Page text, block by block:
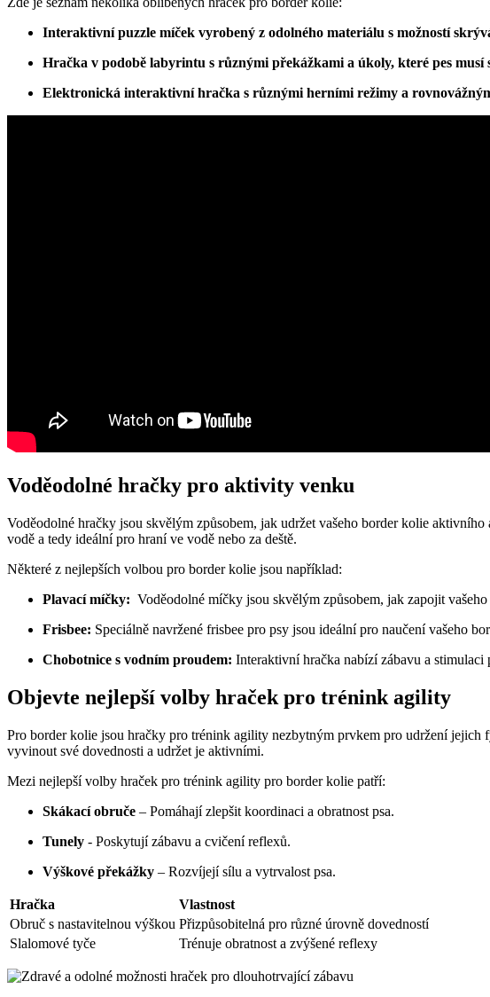
Interaktivní‍ puzzle míček vyrobený z odolného materiálu s možností
Hračka v podobě‌ labyrintu ‍s různými⁤ překážkami a úkoly, které pes musí
Elektronická ⁣interaktivní hračka s různými herními režimy a
Voděodolné hračky pro aktivity ​venku
Voděodolné hračky jsou skvělým způsobem, ​jak⁤ udržet vašeho ⁣border kolie
vodě a tedy⁤ ideální pro hraní ve vodě nebo za⁢ deště.
Některé z nejlepších volbou⁣ pro border kolie jsou ​například:
Plavací míčky:
Voděodolné⁣ míčky jsou skvělým způsobem, ‍jak ‌zapojit
Frisbee: Speciálně​ navržené frisbee pro psy jsou ‌ideální ​pro naučení‍ vašeho
Chobotnice s vodním proudem: Interaktivní hračka nabízí‌ zábavu a
Objevte ‌nejlepší volby ⁣hraček pro trénink ‍agility
Pro border kolie jsou ⁢hračky⁤ pro trénink agility‍ nezbytným prvkem ‍pro udržení
vyvinout své dovednosti a udržet je ‍aktivními.
Mezi⁤ nejlepší volby hraček pro trénink agility pro ⁢border kolie ‍patří:
Skákací obruče – Pomáhají ‍zlepšit⁣ koordinaci⁤ a obratnost psa.
Tunely ​-​ Poskytují zábavu⁤ a cvičení ⁢reflexů.
Výškové překážky – Rozvíjejí ⁤sílu a vytrvalost ⁤psa.
Hračka
Vlastnost
Obruč s nastavitelnou výškou Přizpůsobitelná pro různé úrovně ‌dovedností
Slalomové tyče
Trénuje ⁣obratnost a ​zvýšené reflexy